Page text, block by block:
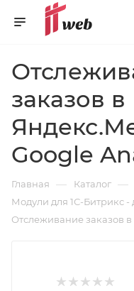
заказов в
Google
Главная — Каталог —
Модули для 1С-Битрикс -
Отслеживание заказов